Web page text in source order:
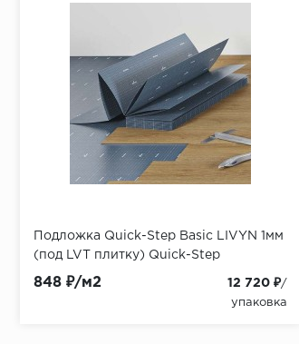
Подложка Quick-Step Basic LIVYN 1мм
(под LVT плитку) Quick-Step
848 ₽/м2 12 720 ₽/
упаковка